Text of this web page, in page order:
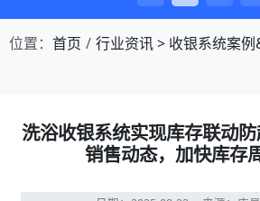
位置： 首页 行业资讯> 收银系统案
洗浴收银系统实现库存联动
销售动态，加快库存